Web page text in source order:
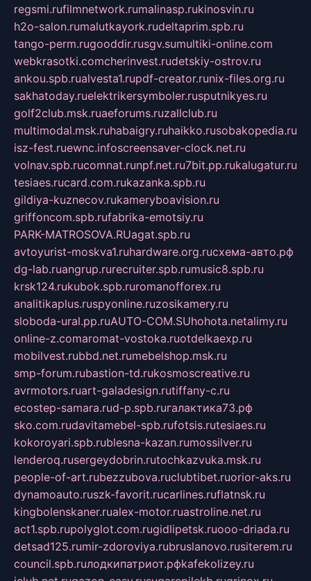
regsmi.rufilmnetwork.rumalinasp.rukinosvin.ru
h2o-salon.rumalutkayork.rudeltaprim.spb.ru
tango-perm.rugooddir.rusgv.sumultiki-online.com
webkrasotki.comcherinvest.rudetskiy-ostrov.ru
ankou.spb.rualvesta1.rupdf-creator.runix-files.org.ru
sakhatoday.ruelektrikersymboler.rusputnikyes.ru
golf2club.msk.ruaeforums.ruzallclub.ru
multimodal.msk.ruhabaigry.ruhaikko.rusobakopedia.ru
isz-fest.ruewnc.infoscreensaver-clock.net.ru
volnav.spb.rucomnat.runpf.net.ru7bit.pp.rukalugatur.ru
tesiaes.rucard.com.rukazanka.spb.ru
gildiya-kuznecov.rukameryboavision.ru
griffoncom.spb.rufabrika-emotsiy.ru
PARK-MATROSOVA.RUagat.spb.ru
avtoyurist-moskva1.ruhardware.org.ruсхема-авто.рф
dg-lab.ruangrup.rurecruiter.spb.rumusic8.spb.ru
krsk124.rukubok.spb.ruromanofforex.ru
analitikaplus.ruspyonline.ruzosikamery.ru
sloboda-ural.pp.ruAUTO-COM.SUhohota.netalimy.ru
online-z.comaromat-vostoka.ruotdelkaexp.ru
mobilvest.rubbd.net.rumebelshop.msk.ru
smp-forum.rubastion-td.rukosmoscreative.ru
avrmotors.ruart-galadesign.rutiffany-c.ru
ecostep-samara.rud-p.spb.ruгалактика73.рф
sko.com.rudavitamebel-spb.rufotsis.rutesiaes.ru
kokoroyari.spb.rublesna-kazan.rumossilver.ru
lenderoq.rusergeydobrin.rutochkazvuka.msk.ru
people-of-art.rubezzubova.ruclubtibet.ruorior-aks.ru
dynamoauto.ruszk-favorit.rucarlines.ruflatnsk.ru
kingbolenskaner.rualex-motor.ruastroline.net.ru
act1.spb.rupolyglot.com.rugidlipetsk.ruooo-driada.ru
detsad125.rumir-zdoroviya.rubruslanovo.rusiterem.ru
council.spb.ruлодкипатриот.рфkafekolizey.ru